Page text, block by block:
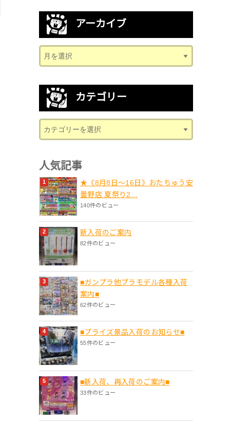
アーカイブ
カテゴリー
人気記事
★《8月8日～16日》おたちゅう安
曇野店 夏祭り2...
140件のビュー
新入荷のご案内
82件のビュー
■ガンプラ他プラモデル各種入荷
案内■
62件のビュー
■プライズ景品入荷のお知らせ■
55件のビュー
■新入荷、再入荷のご案内■
33件のビュー